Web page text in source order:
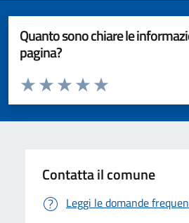
Quanto sono chiare le
pagina?
Valuta da 1 a 5 stelle la pagina
Valuta 5 stelle su 5
Valuta 4 stelle su 5
Valuta 3 stelle su 5
Valuta 2 stelle su 5
Valuta 1 stelle su 5
Contatta il comune
Leggi le domande